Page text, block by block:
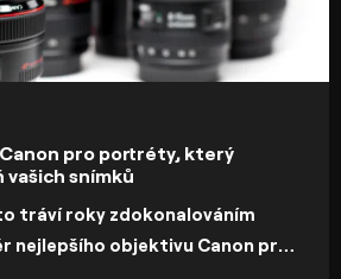
pro portréty, který
snímků
tráví roky zdokonalováním
nejlepšího objektivu Canon pro